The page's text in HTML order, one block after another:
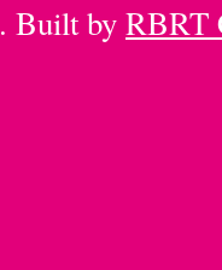
. Built byRBRT